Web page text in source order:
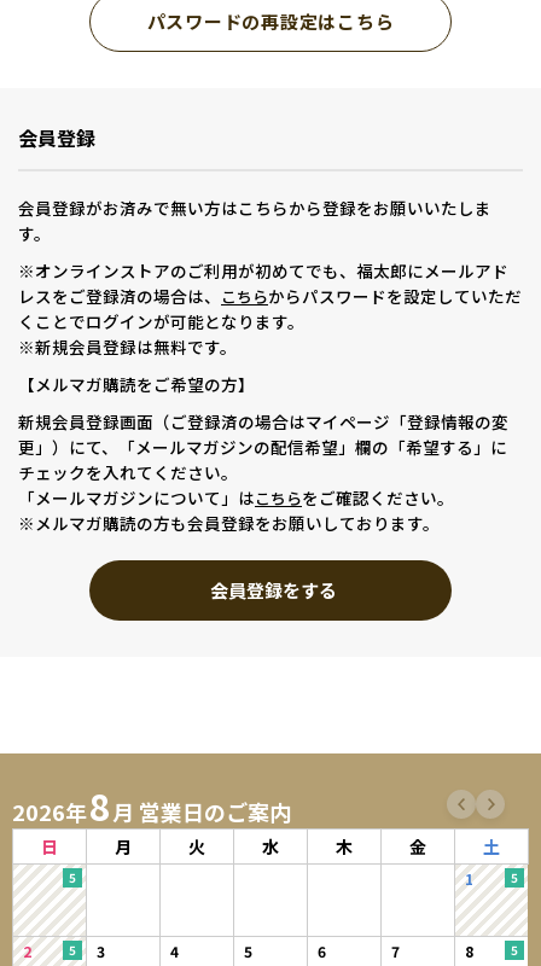
パスワードの再設定はこちら
会員登録
会員登録がお済みで無い方はこちらから登録をお願いいたしま
す。
※オンラインストアのご利用が初めてでも、福太郎にメールアド
レスをご登録済の場合は、 こちらからパスワードを設定していただ
くことでログインが可能となります。
※新規会員登録は無料です。
【メルマガ購読をご希望の方】
新規会員登録画面（ご登録済の場合はマイページ「登録情報の変
更」）にて、「メールマガジンの配信希望」欄の「希望する」に
チェックを入れてください。
「メールマガジンについて」はこちらをご確認ください。
※メルマガ購読の方も会員登録をお願いしております。
会員登録をする
2026年8月 営業日のご案内
日 月 火 水 木 金 土
1
2 3 4 5 6 7 8